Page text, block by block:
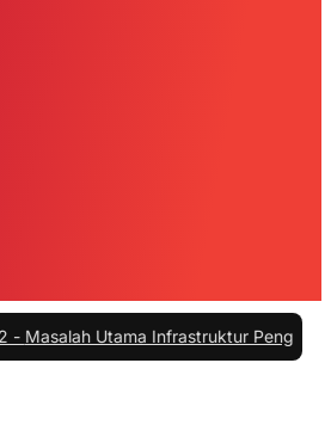
Utama Infrastruktur Pengisian Daya